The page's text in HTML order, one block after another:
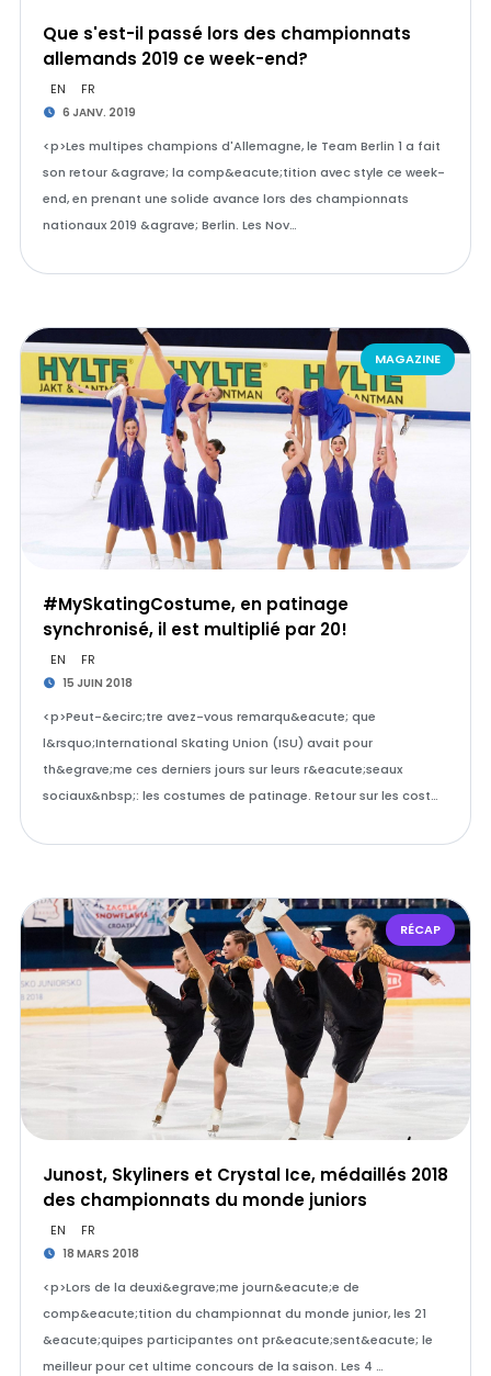
Que s'est-il passé lors des championnats
allemands 2019 ce week-end?
EN FR
6 JANV. 2019
<p>Les multipes champions d'Allemagne, le Team Berlin 1 a fait
son retour &agrave; la comp&eacute;tition avec style ce week-
end, en prenant une solide avance lors des championnats
nationaux 2019 &agrave; Berlin. Les Nov…
MAGAZINE
#MySkatingCostume, en patinage
synchronisé, il est multiplié par 20!
EN FR
15 JUIN 2018
<p>Peut-&ecirc;tre avez-vous remarqu&eacute; que
l&rsquo;International Skating Union (ISU) avait pour
th&egrave;me ces derniers jours sur leurs r&eacute;seaux
sociaux&nbsp;: les costumes de patinage. Retour sur les cost…
RÉCAP
Junost, Skyliners et Crystal Ice, médaillés 2018
des championnats du monde juniors
EN FR
18 MARS 2018
<p>Lors de la deuxi&egrave;me journ&eacute;e de
comp&eacute;tition du championnat du monde junior, les 21
&eacute;quipes participantes ont pr&eacute;sent&eacute; le
meilleur pour cet ultime concours de la saison. Les 4 …